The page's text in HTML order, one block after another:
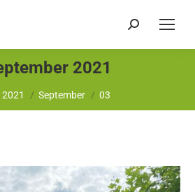
Search:
2021
sich hier:
2021 September 03